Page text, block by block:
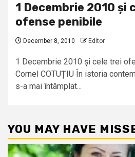
1 Decembrie 2010 și
ofense penibile
December 8, 2010 Editor
1 Decembrie 2010 și cele trei
Cornel COTUȚIU În istoria
s-a mai întâmplat...
YOU MAY HAVE